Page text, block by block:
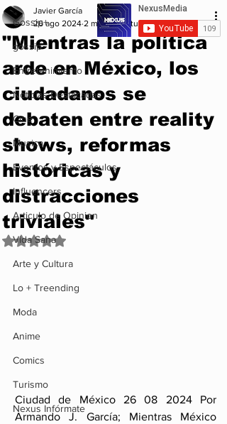
Gossip+
gossip
Entretenimiento
Noticias Destacadas
Cine
Musica
Eventos y Espectáculos
Influencers
Articulo de Opinion
Vida Sana
Arte y Cultura
Lo + Treending
Moda
Anime
Comics
Turismo
Nexus Infórmate
"Mientras la política
arde en México, los
ciudadanos se
debaten entre reality
shows, reformas
históricas y
distracciones
triviales"
Javier García
26 ago 2024 2 min de lectura
Obtuvo NaN de 5 estrellas.
Ciudad de México 26 08 2024 Por
Armando J. García; Mientras México